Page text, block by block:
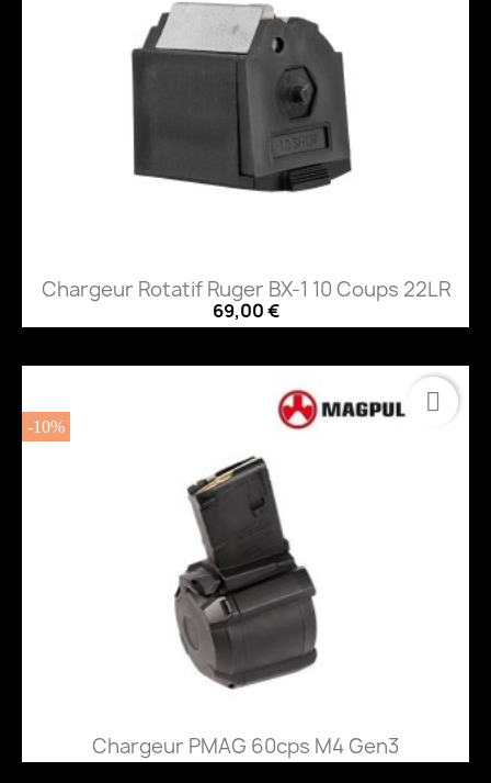
Chargeur Rotatif Ruger BX-1 10 Coups 22LR
69,00 €
-10%
Chargeur PMAG 60cps M4 Gen3